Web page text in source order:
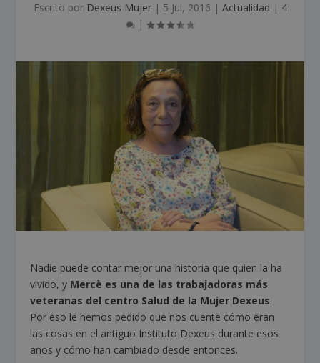
Escrito por Dexeus Mujer| 5 Jul, 2016 | Actualidad | 4
|
Nadie puede contar mejor una historia que quien la ha
vivido, y Mercè es una de las trabajadoras más
veteranas del centro Salud de la Mujer Dexeus.
Por eso le hemos pedido que nos cuente cómo eran
las cosas en el antiguo Instituto Dexeus durante esos
años y cómo han cambiado desde entonces.